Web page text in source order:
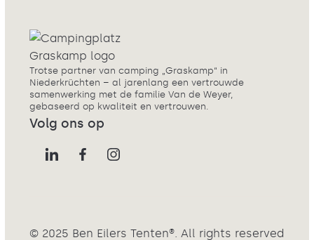
Trotse partner van camping „Graskamp“ in
Niederkrüchten – al jarenlang een vertrouwde
samenwerking met de familie Van de Weyer,
gebaseerd op kwaliteit en vertrouwen.
Volg ons op
© 2025 Ben Eilers Tenten®. All rights reserved